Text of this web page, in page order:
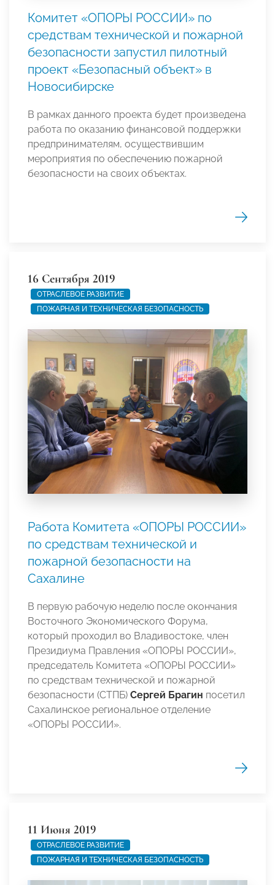
Комитет «ОПОРЫ РОССИИ» по
средствам технической и пожарной
безопасности запустил пилотный
проект «Безопасный объект» в
Новосибирске
В рамках данного проекта будет произведена
работа по оказанию финансовой поддержки
предпринимателям, осуществившим
мероприятия по обеспечению пожарной
безопасности на своих объектах.
16 Сентября 2019
ОТРАСЛЕВОЕ РАЗВИТИЕ
ПОЖАРНАЯ И ТЕХНИЧЕСКАЯ БЕЗОПАСНОСТЬ
Работа Комитета «ОПОРЫ РОССИИ»
по средствам технической и
пожарной безопасности на
Сахалине
В первую рабочую неделю после окончания
Восточного Экономического Форума,
который проходил во Владивостоке, член
Президиума Правления «ОПОРЫ РОССИИ»,
председатель Комитета «ОПОРЫ РОССИИ»
по средствам технической и пожарной
безопасности (СТПБ) Сергей Брагин посетил
Сахалинское региональное отделение
«ОПОРЫ РОССИИ».
11 Июня 2019
ОТРАСЛЕВОЕ РАЗВИТИЕ
ПОЖАРНАЯ И ТЕХНИЧЕСКАЯ БЕЗОПАСНОСТЬ